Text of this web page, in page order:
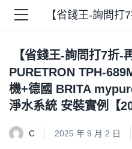
)
)
【省錢王-詢問打7折-
PURETRON TPH-
機+德國 BRITA
淨水系統 安裝實例【
C 2025 年 9 月 2 日